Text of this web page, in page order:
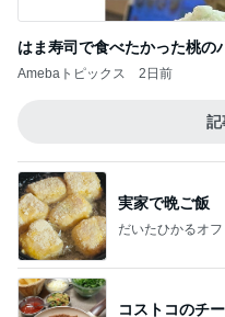
はま寿司で食べたかった桃の
Amebaトピックス 2日前
記
実家で晩ご飯
だいたひかるオ
コストコのチ